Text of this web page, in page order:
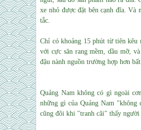
xe nhỏ được đặt bên cạnh đĩa. Và
tắc.
Chỉ có khoảng 15 phút từ tiên kêu
với cực săn rang mềm, dầu mỡ,
đậu nành nguồn trường hợp hơn
Quảng Nam không có gì ngoài
những gì của Quảng Nam
cũng đôi khi "tranh cãi" thấy người